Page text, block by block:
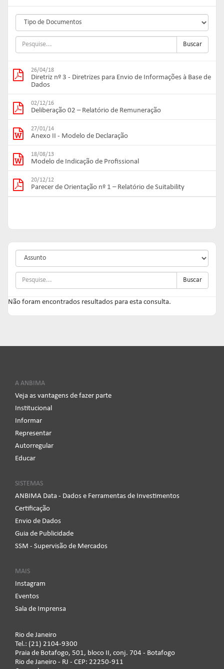
Buscar
26/04/18
Diretriz nº 3 - Diretrizes para Envio de Informações à Base de
Dados
02/12/16
Deliberação 02 – Relatório de Remuneração
27/01/14
Anexo II - Modelo de Declaração
18/08/13
Modelo de Indicação de Profissional
20/12/12
Parecer de Orientação nº 1 – Relatório de Suitability
Buscar
Não foram encontrados resultados para esta consulta.
A ANBIMA
Veja as vantagens de fazer parte
Institucional
Informar
Representar
Autorregular
Educar
SISTEMAS
ANBIMA Data - Dados e Ferramentas de Investimentos
Certificação
Envio de Dados
Guia de Publicidade
SSM - Supervisão de Mercados
MAIS
Instagram
Eventos
Sala de Imprensa
Rio de Janeiro
Tel.: (21) 2104-9300
Praia de Botafogo, 501, bloco II, conj. 704 - Botafogo
Rio de Janeiro - RJ - CEP: 22250-911